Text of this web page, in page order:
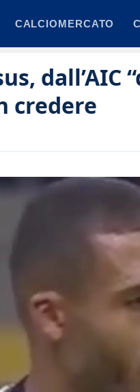
CALCIOMERCATO
dall’AIC
credere